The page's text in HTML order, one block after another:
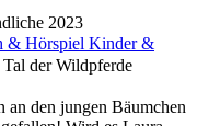
2023
& Hörspiel Kinder &
der Wildpferde
den jungen Bäumchen